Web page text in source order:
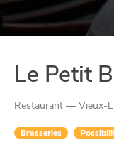
Le Petit
Restaurant — Vieux-
Brasseries